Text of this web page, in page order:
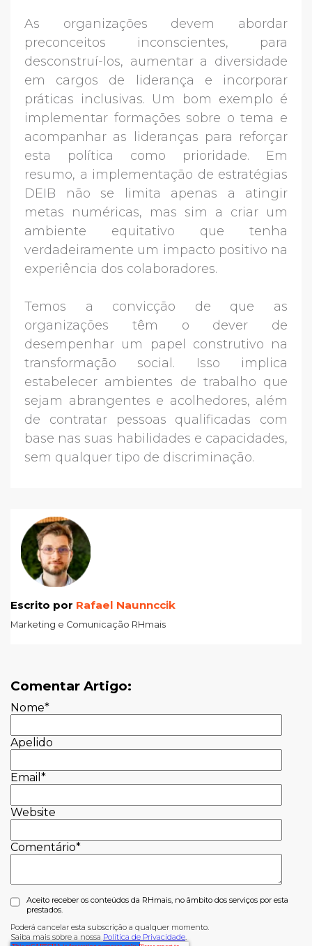
As organizações devem abordar
preconceitos inconscientes, para
desconstruí-los, aumentar a diversidade
em cargos de liderança e incorporar
práticas inclusivas. Um bom exemplo é
implementar formações sobre o tema e
acompanhar as lideranças para reforçar
esta política como prioridade. Em
resumo, a implementação de estratégias
DEIB não se limita apenas a atingir
metas numéricas, mas sim a criar um
ambiente equitativo que tenha
verdadeiramente um impacto positivo na
experiência dos colaboradores.
Temos a convicção de que as
organizações têm o dever de
desempenhar um papel construtivo na
transformação social. Isso implica
estabelecer ambientes de trabalho que
sejam abrangentes e acolhedores, além
de contratar pessoas qualificadas com
base nas suas habilidades e capacidades,
sem qualquer tipo de discriminação.
Escrito por Rafael Naunnccik
Marketing e Comunicação RHmais
Comentar Artigo:
Nome*
Apelido
Email *
Website
Comentário*
Aceito receber os conteúdos da RHmais, no âmbito dos serviços por esta
prestados.
Poderá cancelar esta subscrição a qualquer momento.
Saiba mais sobre a nossa Política de Privacidade.